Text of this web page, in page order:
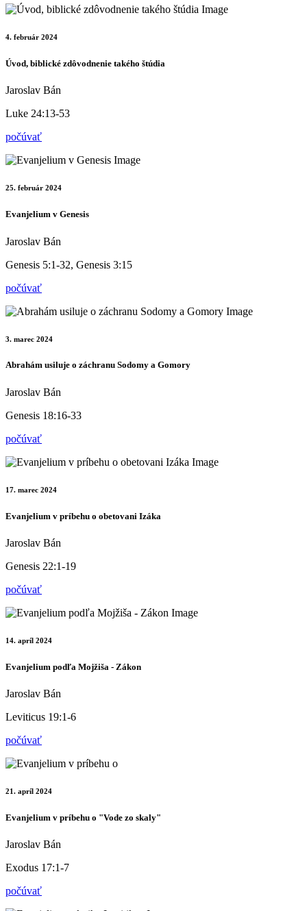
4. február 2024
Úvod, biblické zdôvodnenie takého štúdia
Jaroslav Bán
Luke 24:13-53
počúvať
25. február 2024
Evanjelium v Genesis
Jaroslav Bán
Genesis 5:1-32, Genesis 3:15
počúvať
3. marec 2024
Abrahám usiluje o záchranu Sodomy a Gomory
Jaroslav Bán
Genesis 18:16-33
počúvať
17. marec 2024
Evanjelium v príbehu o obetovani Izáka
Jaroslav Bán
Genesis 22:1-19
počúvať
14. apríl 2024
Evanjelium podľa Mojžiša - Zákon
Jaroslav Bán
Leviticus 19:1-6
počúvať
21. apríl 2024
Evanjelium v príbehu o "Vode zo skaly"
Jaroslav Bán
Exodus 17:1-7
počúvať